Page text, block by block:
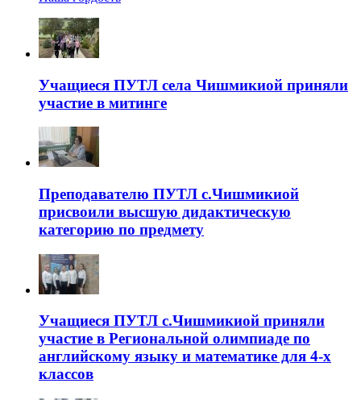
Учащиеся ПУТЛ села Чишмикиой приняли
участие в митинге
Преподавателю ПУТЛ с.Чишмикиой
присвоили высшую дидактическую
категорию по предмету
Учащиеся ПУТЛ с.Чишмикиой приняли
участие в Региональной олимпиаде по
английскому языку и математике для 4-х
классов